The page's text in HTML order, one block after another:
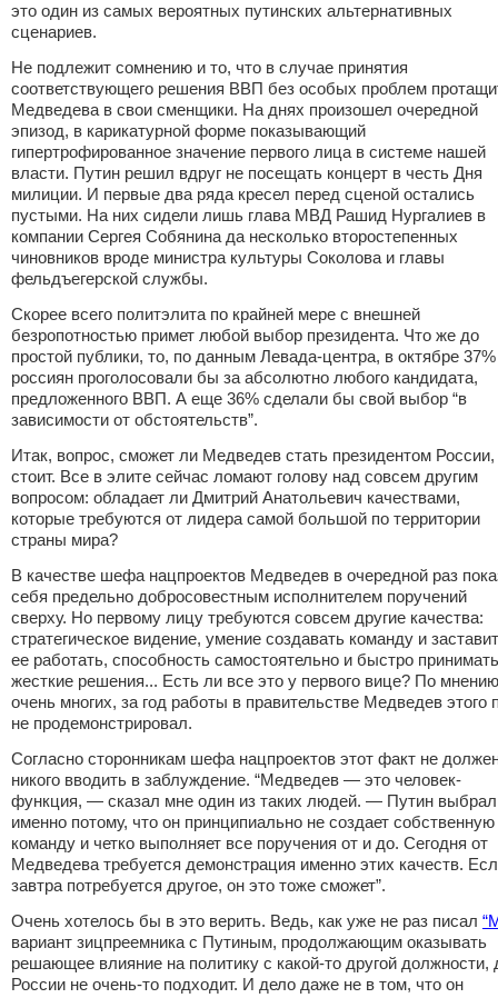
это один из самых вероятных путинских альтернативных
сценариев.
Не подлежит сомнению и то, что в случае принятия
соответствующего решения ВВП без особых проблем
Медведева в свои сменщики. На днях произошел очередной
эпизод, в карикатурной форме показывающий
гипертрофированное значение первого лица в системе нашей
власти. Путин решил вдруг не посещать концерт в честь Дня
милиции. И первые два ряда кресел перед сценой остались
пустыми. На них сидели лишь глава МВД Рашид Нургалиев в
компании Сергея Собянина да несколько второстепенных
чиновников вроде министра культуры Соколова и главы
фельдъегерской службы.
Скорее всего политэлита по крайней мере с внешней
безропотностью примет любой выбор президента. Что же до
простой публики, то, по данным Левада-центра, в октябре 37%
россиян проголосовали бы за абсолютно любого кандидата,
предложенного ВВП. А еще 36% сделали бы свой выбор “в
зависимости от обстоятельств”.
Итак, вопрос, сможет ли Медведев стать президентом России,
стоит. Все в элите сейчас ломают голову над совсем другим
вопросом: обладает ли Дмитрий Анатольевич качествами,
которые требуются от лидера самой большой по территории
страны мира?
В качестве шефа нацпроектов Медведев в очередной раз
себя предельно добросовестным исполнителем поручений
сверху. Но первому лицу требуются совсем другие качества:
стратегическое видение, умение создавать команду и
ее работать, способность самостоятельно и быстро принимать
жесткие решения... Есть ли все это у первого вице? По мнению
очень многих, за год работы в правительстве Медведев этого
не продемонстрировал.
Согласно сторонникам шефа нацпроектов этот факт не
никого вводить в заблуждение. “Медведев — это человек-
функция, — сказал мне один из таких людей. — Путин выбрал
именно потому, что он принципиально не создает собственную
команду и четко выполняет все поручения от и до. Сегодня от
Медведева требуется демонстрация именно этих качеств.
завтра потребуется другое, он это тоже сможет”.
Очень хотелось бы в это верить. Ведь, как уже не раз писал
вариант зицпреемника с Путиным, продолжающим оказывать
решающее влияние на политику с какой-то другой должности,
России не очень-то подходит. И дело даже не в том, что он